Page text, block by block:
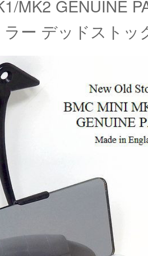
MK2 GENUINE
ー デッドストッ